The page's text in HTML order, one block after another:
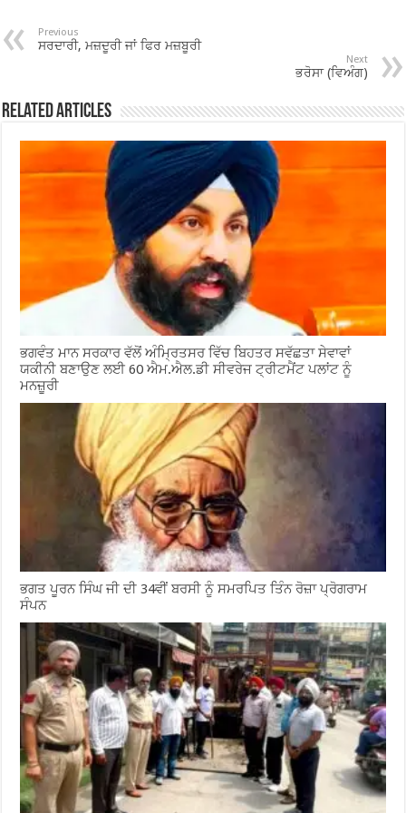
o
k
p
Previous
ਸਰਦਾਰੀ, ਮਜ਼ਦੂਰੀ ਜਾਂ ਫਿਰ ਮਜ਼ਬੂਰੀ
Next
ਭਰੋਸਾ (ਵਿਅੰਗ)
Related Articles
ਭਗਵੰਤ ਮਾਨ ਸਰਕਾਰ ਵੱਲੋਂ ਅੰਮ੍ਰਿਤਸਰ ਵਿੱਚ ਬਿਹਤਰ ਸਵੱਛਤਾ ਸੇਵਾਵਾਂ
ਯਕੀਨੀ ਬਣਾਉਣ ਲਈ 60 ਐਮ.ਐਲ.ਡੀ ਸੀਵਰੇਜ ਟ੍ਰੀਟਮੈਂਟ ਪਲਾਂਟ ਨੂੰ
ਮਨਜ਼ੂਰੀ
ਭਗਤ ਪੂਰਨ ਸਿੰਘ ਜੀ ਦੀ 34ਵੀਂ ਬਰਸੀ ਨੂੰ ਸਮਰਪਿਤ ਤਿੰਨ ਰੋਜ਼ਾ ਪ੍ਰੋਗਰਾਮ
ਸੰਪਨ